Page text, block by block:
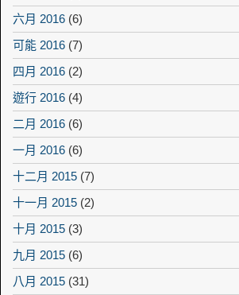
六月 2016 (6)
可能 2016 (7)
四月 2016 (2)
遊行 2016 (4)
二月 2016 (6)
一月 2016 (6)
十二月 2015 (7)
十一月 2015 (2)
十月 2015 (3)
九月 2015 (6)
八月 2015 (31)